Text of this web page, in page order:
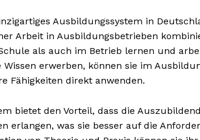
Ausbildungssystem in
Arbeit in Ausbildungsbetrieben
als auch im Betrieb lernen und
erwerben, können sie im
Fähigkeiten direkt anwenden.
bietet den Vorteil, dass die
erlangen, was sie besser auf die